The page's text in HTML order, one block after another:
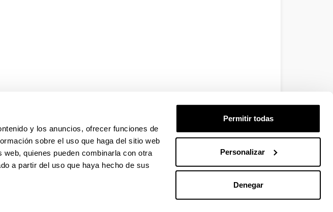
y los anuncios, ofrecer funciones de
sobre el uso que haga del sitio web
quienes pueden combinarla con otra
a partir del uso que haya hecho de sus
Permitir todas
Personalizar
Denegar